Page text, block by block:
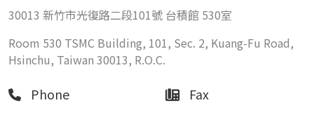
30013 新竹市光復路二段101號 台積館 530室
Room 530 TSMC Building, 101, Sec. 2, Kuang-Fu Road,
Hsinchu, Taiwan 30013, R.O.C.
Phone Fax